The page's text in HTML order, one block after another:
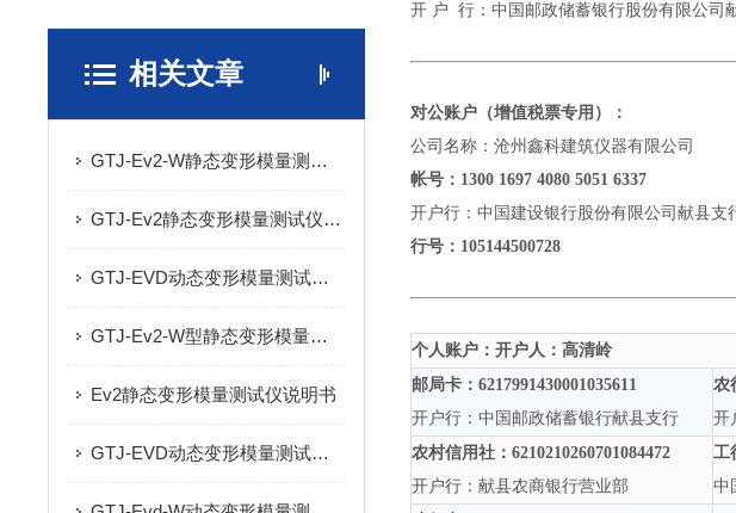
相关文章
GTJ-Ev2-W静态变形模量测试仪的技术参数及产品特点
GTJ-Ev2静态变形模量测试仪的技术参数及产品特点
GTJ-EVD动态变形模量测试仪的技术参数及特点
GTJ-Ev2-W型静态变形模量测试仪用途及技术参数
Ev2静态变形模量测试仪说明书
GTJ-EVD动态变形模量测试仪（手持落锤弯沉仪）产品特点及技术参数
开 户 行：中国邮政储蓄银行股份有限公司
对公账户（增值税票专用）：
公司名称：沧州鑫科建筑仪器有限公司
帐号： 1300 1697 4080 5051 6337
开户行：中国建设银行股份有限公司献县支
行号： 105144500728
个人账户：开户人：高清岭
邮局卡： 6217991430001035611
开户行：中国邮政储蓄银行献县支行
农
开
农村信用社： 6210210260701084472
开户行：献县农商银行营业部
工
中